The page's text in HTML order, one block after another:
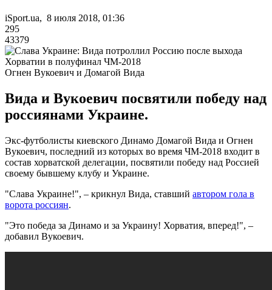
iSport.ua, 8 июля 2018, 01:36
295
43379
Огнен Вукоевич и Домагой Вида
Вида и Вукоевич посвятили победу над
россиянами Украине.
Экс-футболисты киевского Динамо Домагой Вида и Огнен
Вукоевич, последний из которых во время ЧМ-2018 входит в
состав хорватской делегации, посвятили победу над Россией
своему бывшему клубу и Украине.
"Слава Украине!", – крикнул Вида, ставший автором гола в
ворота россиян.
"Это победа за Динамо и за Украину! Хорватия, вперед!", –
добавил Вукоевич.